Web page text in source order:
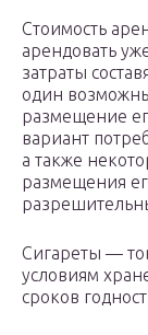
Стоимость
арендовать
затраты
один
размещение
вариант
а также
размещения
Сигареты —
условиям
сроков